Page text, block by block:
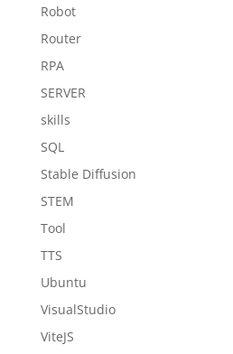
Robot
Router
RPA
SERVER
skills
SQL
Stable Diffusion
STEM
Tool
TTS
Ubuntu
VisualStudio
ViteJS